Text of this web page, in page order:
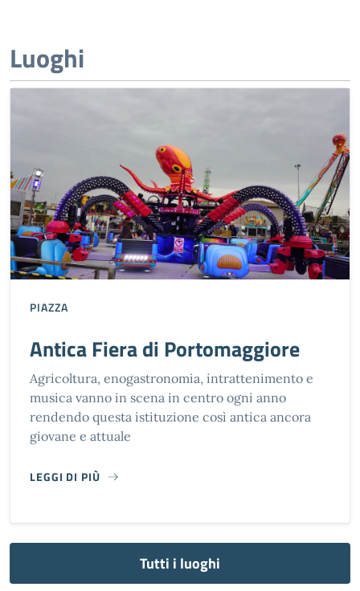
Luoghi
PIAZZA
Antica Fiera di Portomaggiore
Agricoltura, enogastronomia, intrattenimento e
musica vanno in scena in centro ogni anno
rendendo questa istituzione così antica ancora
giovane e attuale
LEGGI DI PIÙ
ANTICA FIERA DI PORTOMAGGIORE
Tutti i luoghi